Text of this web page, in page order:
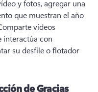
y fotos, agregar una
que muestran el año
vídeos
interactúa con
su desfile o flotador
de Gracias